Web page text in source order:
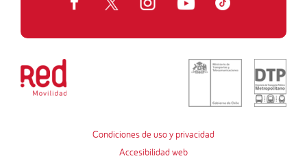
Condiciones de uso y privacidad
Accesibilidad web